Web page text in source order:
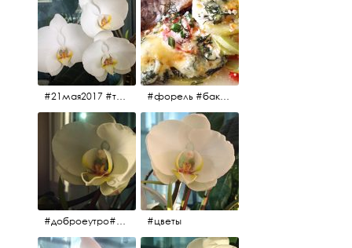
#21мая2017 #трио #цветы #форель #баклажаны #помидоры #завтрак
#доброеутро#май#солнце#цветы #майсолнцецветы #цветы